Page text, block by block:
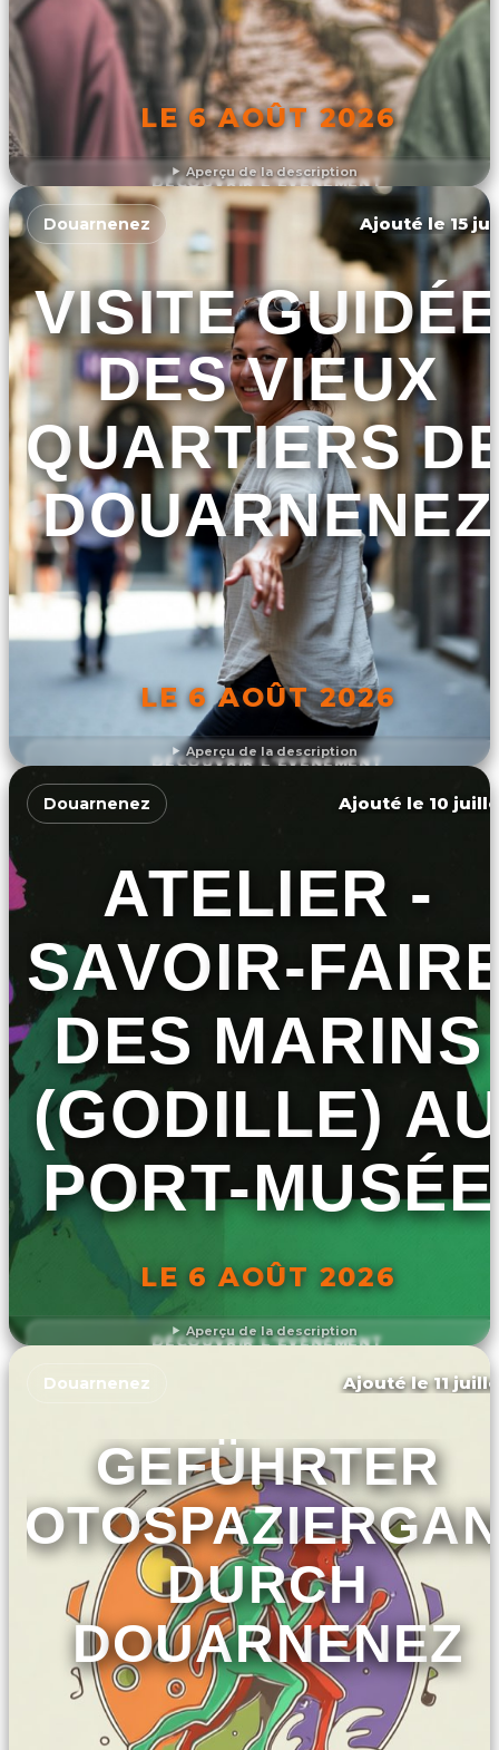
Aperçu de la description
LE 6 AOÛT 2026
DÉCOUVRIR L'ÉVÉNEMENT
Aperçu de la description
Douarnenez Ajouté le 15
VISITE
DES VIEUX
QUARTIERS
DOUARNENEZ
LE 6 AOÛT 2026
DÉCOUVRIR L'ÉVÉNEMENT
Aperçu de la description
Douarnenez Ajouté le 10
ATELIER -
SAVOIR-
DES MARINS
(GODILLE)
PORT-MUSÉE
LE 6 AOÛT 2026
DÉCOUVRIR L'ÉVÉNEMENT
Douarnenez Ajouté le 11
GEFÜHRTER
DURCH
DOUARNENEZ